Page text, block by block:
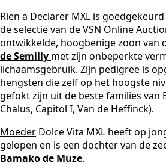
Rien a Declarer MXL is
de selectie van de VSN Online
ontwikkelde, hoogbenige zoon van
de Semilly met zijn onbeperkte
lichaamsgebruik. Zijn pedigree is
hengsten die zelf op het hoogste
gefokt zijn uit de beste families van
Chalus, Capitol I, Van de Heffinck).
Moeder Dolce Vita MXL heeft op
gelopen en is een dochter van de
Bamako de Muze.